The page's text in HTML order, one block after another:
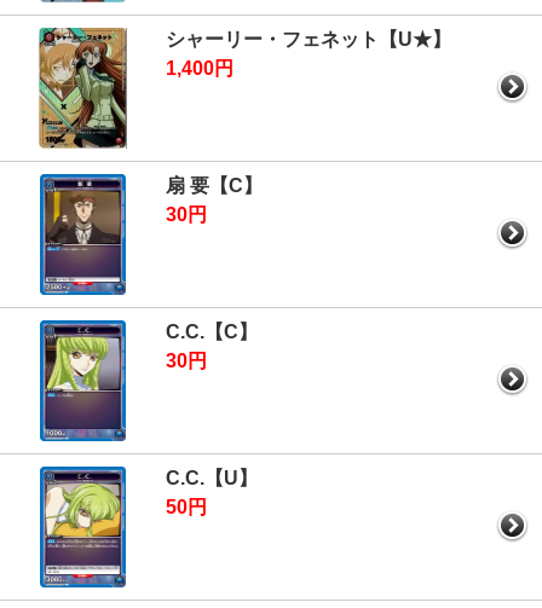
シャーリー・フェネット【U★】
1,400円
扇 要【C】
30円
C.C.【C】
30円
C.C.【U】
50円